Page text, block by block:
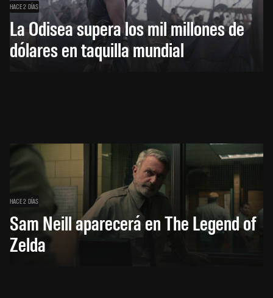
HACE 2 DÍAS
La Odisea supera los mil millones de
dólares en taquilla mundial
HACE 2 DÍAS
Sam Neill aparecerá en The Legend of
Zelda